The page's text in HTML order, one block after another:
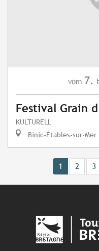
vom 7.
Festival Grain
KULTURELL
Binic-Étables-sur-Mer
1 2 3